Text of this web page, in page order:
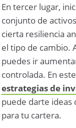
En tercer lugar,
conjunto de
cierta resiliencia
el tipo de cambio.
puedes ir
controlada. En
estrategias de
puede darte ideas
para tu cartera.